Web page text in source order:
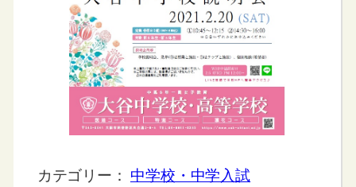
カテゴリー： 中学校・中学入試